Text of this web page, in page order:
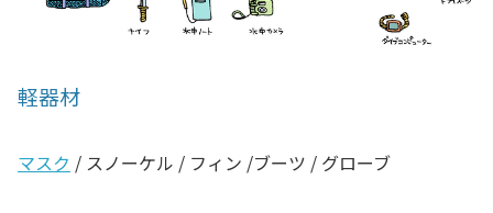
軽器材
マスク / スノーケル / フィン /ブーツ / グローブ